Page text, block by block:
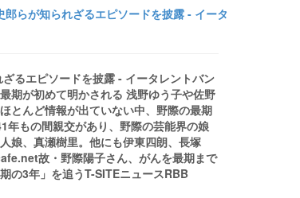
らが知られざるエピソードを披露 - イータ
るエピソードを披露 - イータレントバン
期が初めて明かされる 浅野ゆう子や佐野
とんど情報が出ていない中、野際の最期
年もの間親交があり、野際の芸能界の娘
娘、真瀬樹里。他にも伊東四朗、長塚
故・野際陽子さん、がんを最期まで
の3年」を追うT-SITEニュースRBB